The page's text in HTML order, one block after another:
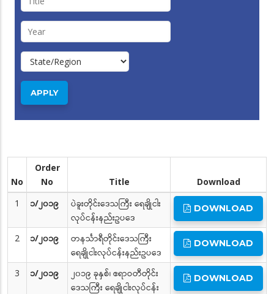
No
Order
No
Title
Download
1
၁/၂၀၁၉
ပဲခူးတိုင်းဒေသကြီး ရေချိုငါး
လုပ်ငန်းနည်းဥပဒေ
DOWNLOAD
2 ၁/၂၀၁၉
တနင်္သာရီတိုင်းဒေသကြီး
ရေချိုငါးလုပ်ငန်းနည်းဥပဒေ
DOWNLOAD
3 ၁/၂၀၁၉
၂၀၁၉ ခုနှစ်၊ ဧရာဝတီတိုင်း
ဒေသကြီး ရေချိုငါးလုပ်ငန်း
DOWNLOAD